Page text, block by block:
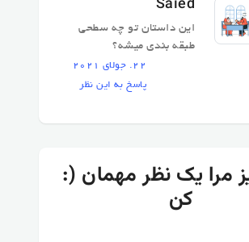
Saied
این داستان تو چه سطحی
طبقه بندی میشه؟
22. جولای 2021
پاسخ به این نظر
:) شما نیز مرا یک نظر مهمان
کن